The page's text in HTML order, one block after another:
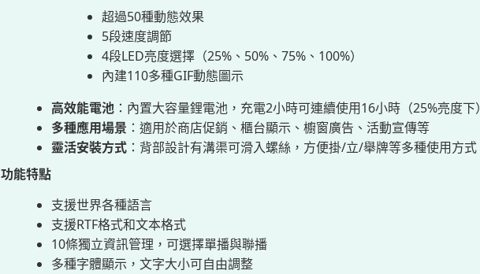
超過50種動態效果
5段速度調節
4段LED亮度選擇（25%、50%、75%、100%）
內建110多種GIF動態圖示
高效能電池：內置大容量鋰電池，充電2小時可連續使用16小時（25%亮度下）
多種應用場景 ：適用於商店促銷、櫃台顯示、櫥窗廣告、活動宣傳等
靈活安裝方式：背部設計有溝渠可滑入螺絲，方便掛/立/舉牌等多種使用方式
功能特點
支援世界各種語言
支援RTF格式和文本格式
10條獨立資訊管理，可選擇單播與聯播
多種字體顯示，文字大小可自由調整